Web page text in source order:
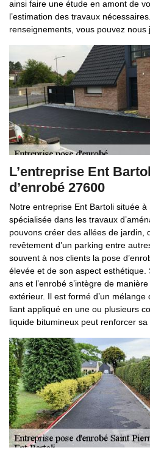
ainsi faire une étude en amont de
l’estimation des travaux
renseignements, vous pouvez nous
L’entreprise Ent
d’enrobé 27600
Notre entreprise Ent Bartoli située
spécialisée dans les travaux
pouvons créer des allées de jardin,
revêtement d’un parking entre
souvent à nos clients la pose
élevée et de son aspect
ans et l’enrobé s’intègre de
extérieur. Il est formé d’un mélange
liant appliqué en une ou plusieurs
liquide bitumineux peut renforcer sa